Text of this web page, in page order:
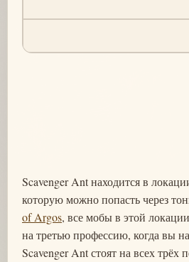
Scavenger Ant находится в
которую можно попасть через
of Argos, все мобы в этой
на третью профессию, когда вы
Scavenger Ant стоят на всех трёх